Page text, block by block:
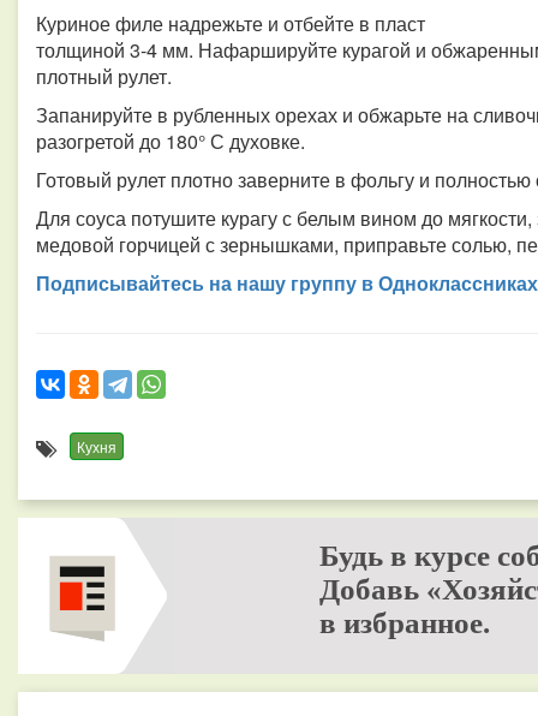
Куриное филе надрежьте и отбейте в пласт
толщиной 3-4 мм. Нафаршируйте курагой и
плотный рулет.
Запанируйте в рубленных орехах и обжарьте на
разогретой до 180° С духовке.
Готовый рулет плотно заверните в фольгу и
Для соуса потушите курагу с белым вином до
медовой горчицей с зернышками, приправьте солью,
Подписывайтесь на нашу группу в Одноклассниках
Кухня
Будь в курсе
Добавь
в избранное.